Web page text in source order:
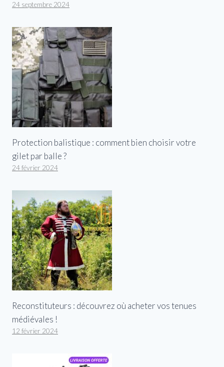
24 septembre 2024
Protection balistique : comment bien choisir votre
gilet par balle ?
24 février 2024
Reconstituteurs : découvrez où acheter vos tenues
médiévales !
12 février 2024